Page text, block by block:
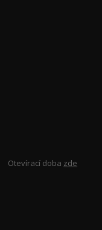
Otevírací doba zde